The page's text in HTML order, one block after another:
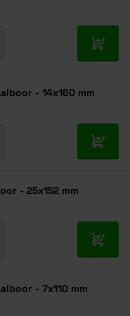
In
- 14x160 mm
In
- 25x152 mm
In
- 7x110 mm